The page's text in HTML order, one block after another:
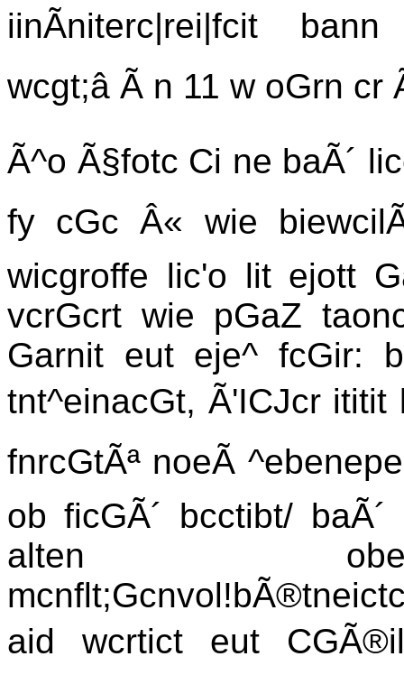
iinÃniterc|rei|fcit
wcgt;â Ã n 11 w oGrn
Ã^o Ã§fotc Ci ne baÃ´
fy cGc Â« wie
wicgroffe lic'o lit ejott
vcrGcrt wie pGaZ
Garnit eut eje^ fcGir:
tnt^einacGt, Ã'ICJcr
fnrcGtÃª noeÃ
ob ficGÃ´ bcctibt/
alten ober
aid wcrtict eut